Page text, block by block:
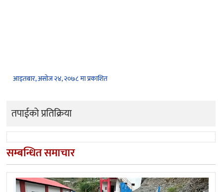
आइतबार, असोज २४, २०७८ मा प्रकाशित
तपाईको प्रतिक्रिया
सम्बन्धित समाचार